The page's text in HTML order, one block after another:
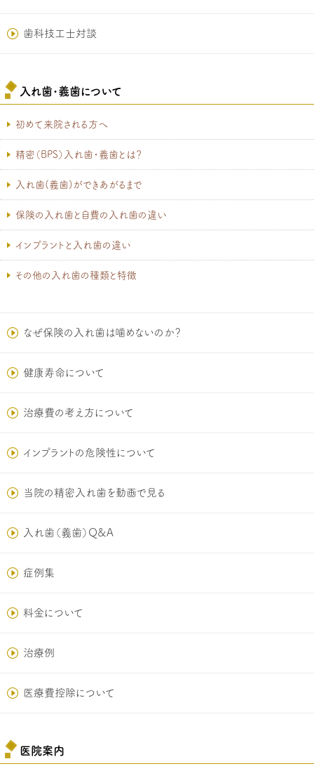
歯科技工士対談
入れ歯･義歯について
初めて来院される方へ
精密（BPS）入れ歯・義歯とは？
入れ歯(義歯)ができあがるまで
保険の入れ歯と自費の入れ歯の違い
インプラントと入れ歯の違い
その他の入れ歯の種類と特徴
なぜ保険の入れ歯は噛めないのか？
健康寿命について
治療費の考え方について
インプラントの危険性について
当院の精密入れ歯を動画で見る
入れ歯（義歯）Q&A
症例集
料金について
治療例
医療費控除について
医院案内